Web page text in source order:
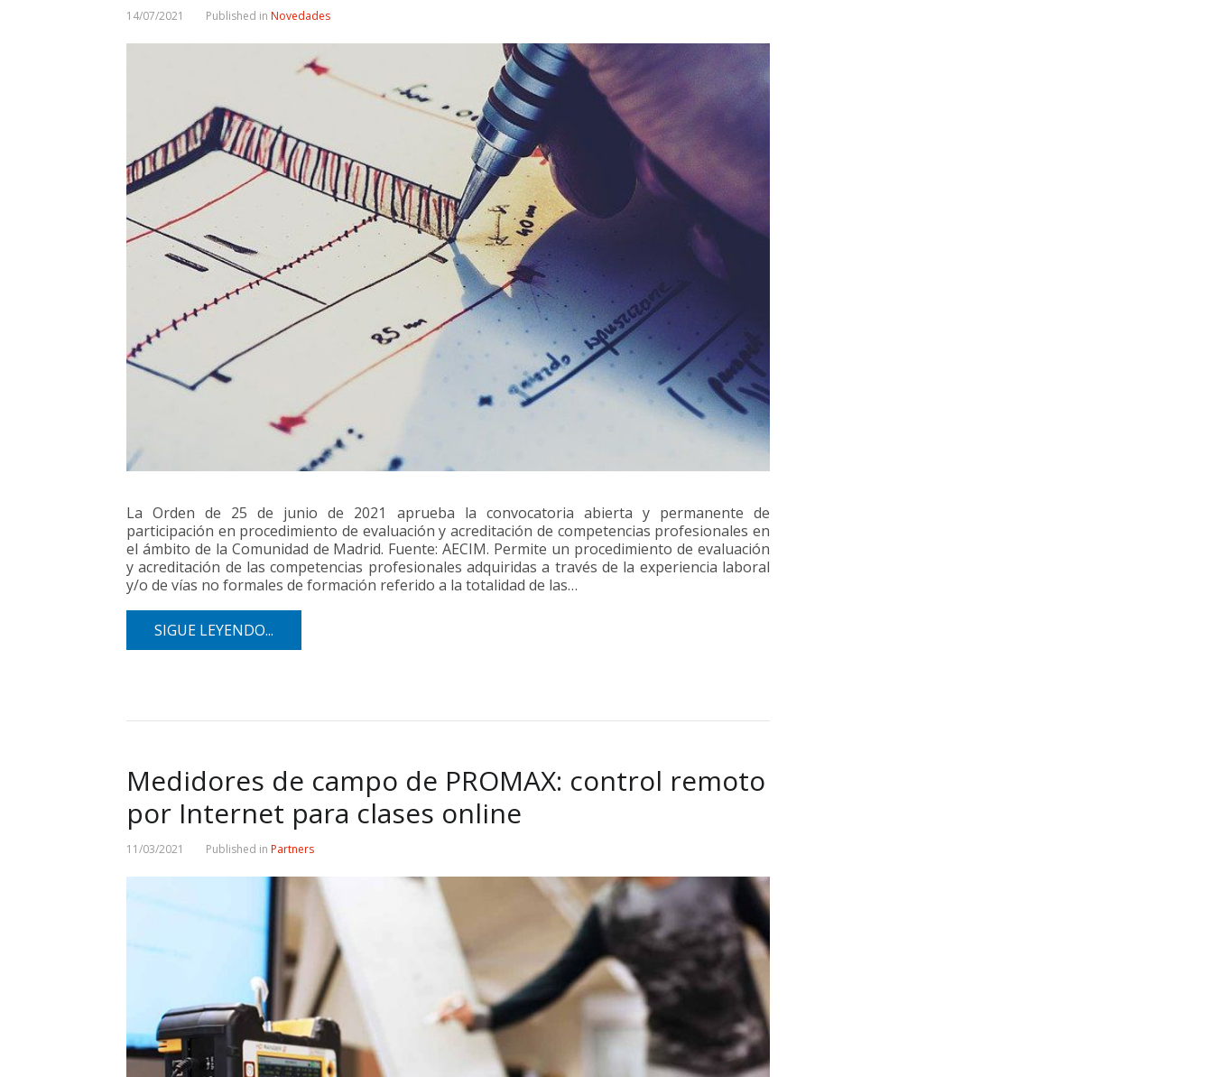
14/07/2021 Published in Novedades
La Orden de 25 de junio de 2021 aprueba la convocatoria abierta y permanente de
participación en procedimiento de evaluación y acreditación de competencias profesionales en
el ámbito de la Comunidad de Madrid. Fuente: AECIM. Permite un procedimiento de evaluación
y acreditación de las competencias profesionales adquiridas a través de la experiencia laboral
y/o de vías no formales de formación referido a la totalidad de las…
SIGUE LEYENDO...
Medidores de campo de PROMAX: control remoto
por Internet para clases online
11/03/2021 Published in Partners